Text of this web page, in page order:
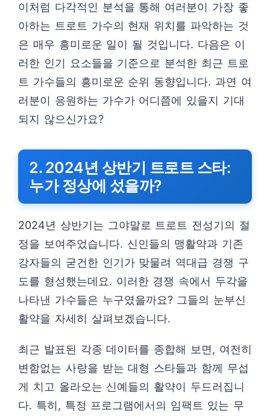
이처럼 다각적인 분석을 통해 여러분이 가장 좋
아하는 트로트 가수의 현재 위치를 파악하는 것
은 매우 흥미로운 일이 될 것입니다. 다음은 이
러한 인기 요소들을 기준으로 분석한 최근 트로
트 가수들의 흥미로운 순위 동향입니다. 과연 여
러분이 응원하는 가수가 어디쯤에 있을지 기대
되지 않으신가요?
2. 2024년 상반기 트로트 스타:
누가 정상에 섰을까?
2024년 상반기는 그야말로 트로트 전성기의 절
정을 보여주었습니다. 신인들의 맹활약과 기존
강자들의 굳건한 인기가 맞물려 역대급 경쟁 구
도를 형성했는데요. 이러한 경쟁 속에서 두각을
나타낸 가수들은 누구였을까요? 그들의 눈부신
활약을 자세히 살펴보겠습니다.
최근 발표된 각종 데이터를 종합해 보면, 여전히
변함없는 사랑을 받는 대형 스타들과 함께 무섭
게 치고 올라오는 신예들의 활약이 두드러집니
다. 특히, 특정 프로그램에서의 임팩트 있는 무